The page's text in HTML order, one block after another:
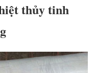
thủy tinh